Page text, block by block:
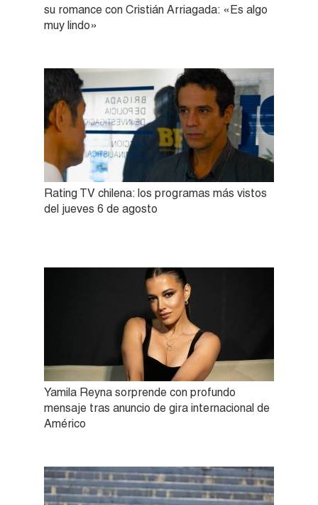
su romance con Cristián Arriagada: «Es algo
muy lindo»
Rating TV chilena: los programas más vistos
del jueves 6 de agosto
Yamila Reyna sorprende con profundo
mensaje tras anuncio de gira internacional de
Américo